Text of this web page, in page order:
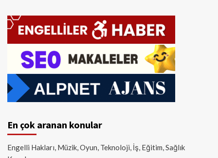
En çok aranan konular
Engelli Hakları, Müzik, Oyun, Teknoloji, İş, Eğitim, Sağlık